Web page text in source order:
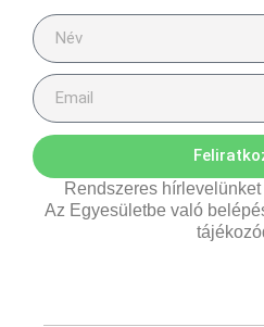
Rendszeres
Az Egyesületbe való